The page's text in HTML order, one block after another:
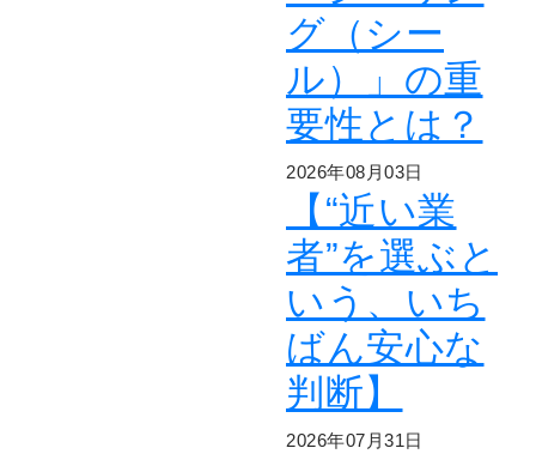
グ（シー
ル）」の重
要性とは？
2026年08月03日
【“近い業
者”を選ぶと
いう、いち
ばん安心な
判断】
2026年07月31日